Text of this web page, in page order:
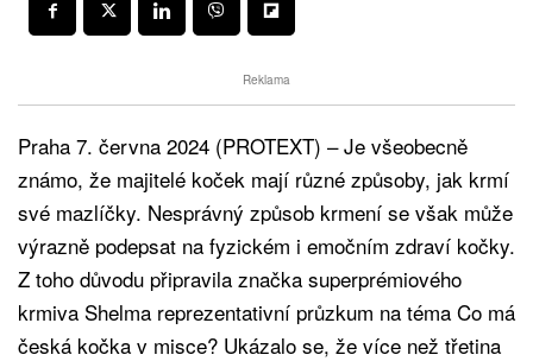
Reklama
Praha 7. června 2024 (PROTEXT) – Je všeobecně
známo, že majitelé koček mají různé způsoby, jak krmí
své mazlíčky. Nesprávný způsob krmení se však může
výrazně podepsat na fyzickém i emočním zdraví kočky.
Z toho důvodu připravila značka superprémiového
krmiva Shelma reprezentativní průzkum na téma Co má
česká kočka v misce? Ukázalo se, že více než třetina